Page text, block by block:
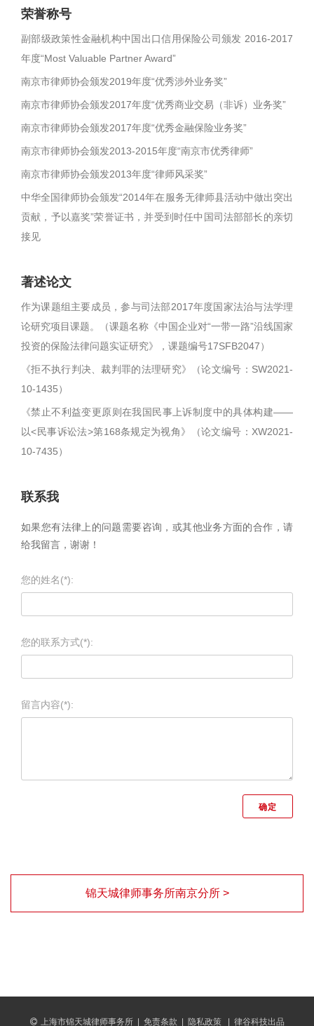
荣誉称号
副部级政策性金融机构中国出口信用保险公司颁发 2016-2017
年度“Most Valuable Partner Award”
南京市律师协会颁发2019年度“优秀涉外业务奖”
南京市律师协会颁发2017年度“优秀商业交易（非诉）业务奖”
南京市律师协会颁发2017年度“优秀金融保险业务奖”
南京市律师协会颁发2013-2015年度“南京市优秀律师”
南京市律师协会颁发2013年度“律师风采奖”
中华全国律师协会颁发“2014年在服务无律师县活动中做出突出
贡献，予以嘉奖”荣誉证书，并受到时任中国司法部部长的亲切
接见
著述论文
作为课题组主要成员，参与司法部2017年度国家法治与法学理
论研究项目课题。（课题名称《中国企业对“一带一路”沿线国家
投资的保险法律问题实证研究》，课题编号17SFB2047）
《拒不执行判决、裁判罪的法理研究》（论文编号：SW2021-
10-1435）
《禁止不利益变更原则在我国民事上诉制度中的具体构建——
以<民事诉讼法>第168条规定为视角》（论文编号：XW2021-
10-7435）
联系我
如果您有法律上的问题需要咨询，或其他业务方面的合作，请
给我留言，谢谢！
您的姓名(*):
您的联系方式(*):
留言内容(*):
锦天城律师事务所南京分所 >
上海市锦天城律师事务所 免责条款 隐私政策 律谷科技出品